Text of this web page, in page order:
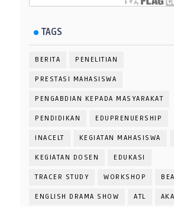
TAGS
BERITA PENELITIAN
PRESTASI MAHASISWA
PENGABDIAN KEPADA MASYARAKAT
PENDIDIKAN EDUPRENUERSHIP
INACELT KEGIATAN MAHASISWA
KEGIATAN DOSEN EDUKASI
TRACER STUDY WORKSHOP
ENGLISH DRAMA SHOW ATL